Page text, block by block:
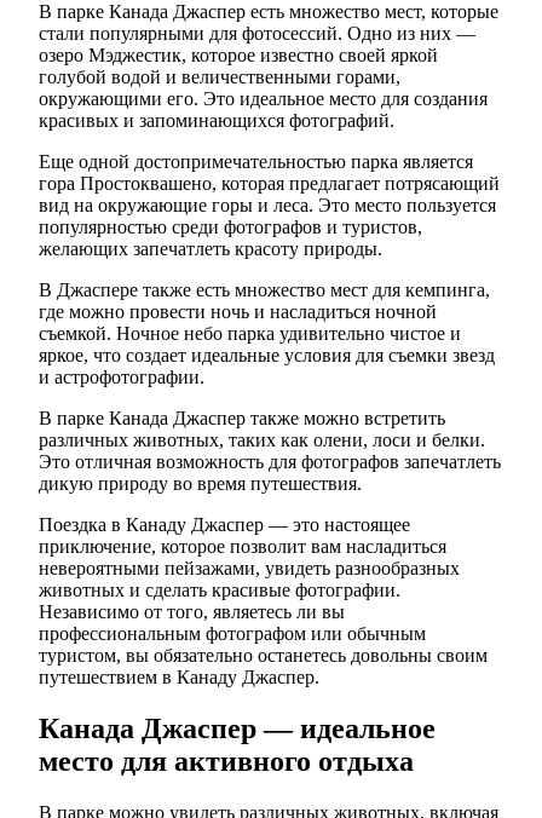
В парке Канада Джаспер есть множество мест, которые
стали популярными для фотосессий. Одно из них —
озеро Мэджестик, которое известно своей яркой
голубой водой и величественными горами,
окружающими его. Это идеальное место для создания
красивых и запоминающихся фотографий.
Еще одной достопримечательностью парка является
гора Простоквашено, которая предлагает потрясающий
вид на окружающие горы и леса. Это место пользуется
популярностью среди фотографов и туристов,
желающих запечатлеть красоту природы.
В Джаспере также есть множество мест для кемпинга,
где можно провести ночь и насладиться ночной
съемкой. Ночное небо парка удивительно чистое и
яркое, что создает идеальные условия для съемки звезд
и астрофотографии.
В парке Канада Джаспер также можно встретить
различных животных, таких как олени, лоси и белки.
Это отличная возможность для фотографов запечатлеть
дикую природу во время путешествия.
Поездка в Канаду Джаспер — это настоящее
приключение, которое позволит вам насладиться
невероятными пейзажами, увидеть разнообразных
животных и сделать красивые фотографии.
Независимо от того, являетесь ли вы
профессиональным фотографом или обычным
туристом, вы обязательно останетесь довольны своим
путешествием в Канаду Джаспер.
Канада Джаспер — идеальное
место для активного отдыха
В парке можно увидеть различных животных, включая